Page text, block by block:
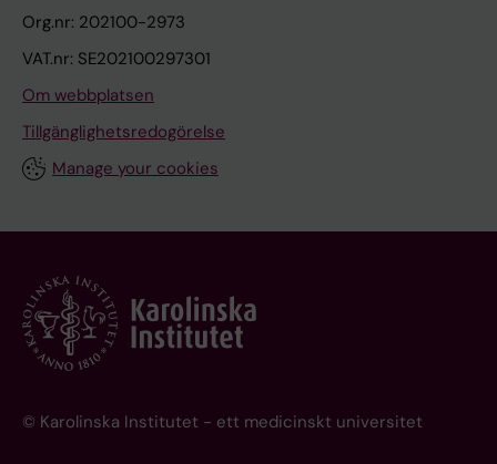
Org.nr: 202100-2973
VAT.nr: SE202100297301
Om webbplatsen
Tillgänglighetsredogörelse
Manage your cookies
© Karolinska Institutet - ett medicinskt universitet